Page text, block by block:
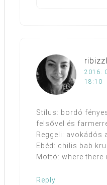
2016.
18:10
Stílus: bordó
felsővel és
Reggeli: avokádós
Ebéd: chilis bab
Mottó: where there
Reply